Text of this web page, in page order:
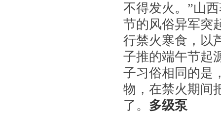
不得发火。”山
节的风俗异军突
行禁火寒食，以
子推的端午节起
子习俗相同的是
物，在禁火期间
了。 多级泵